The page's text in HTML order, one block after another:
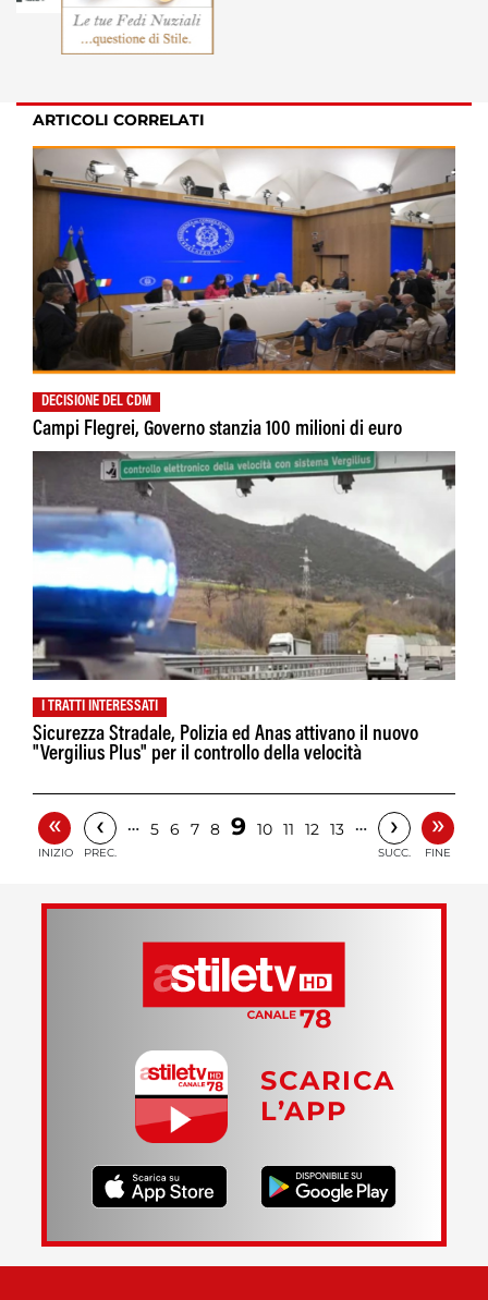
ARTICOLI CORRELATI
DECISIONE DEL CDM
Campi Flegrei, Governo stanzia 100 milioni di euro
I TRATTI INTERESSATI
Sicurezza Stradale, Polizia ed Anas attivano il nuovo
"Vergilius Plus" per il controllo della velocità
«
INIZIO
‹
PREC.
… 5 6 7 8 9 10 11 12 13 … ›
SUCC.
»
FINE
SCARICA
L’APP